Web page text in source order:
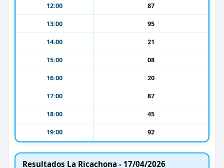
12:00
87
13:00
95
14:00
21
15:00
08
16:00
20
17:00
87
18:00
45
19:00
92
Resultados La Ricachona - 17/04/2026